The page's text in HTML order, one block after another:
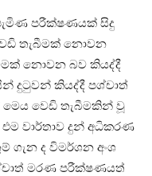
පරීක්ෂණයක් සිදු
තැබීමක් නොවන
නොවන බව කියද්දී
කියද්දී පශ්චාත්
වෙඩි තැබීමකින් වූ
වාර්තාව දුන් අධිකරණ
ගැන ද විමර්ශන අංශ
මරණ පරීක්ෂණයත්